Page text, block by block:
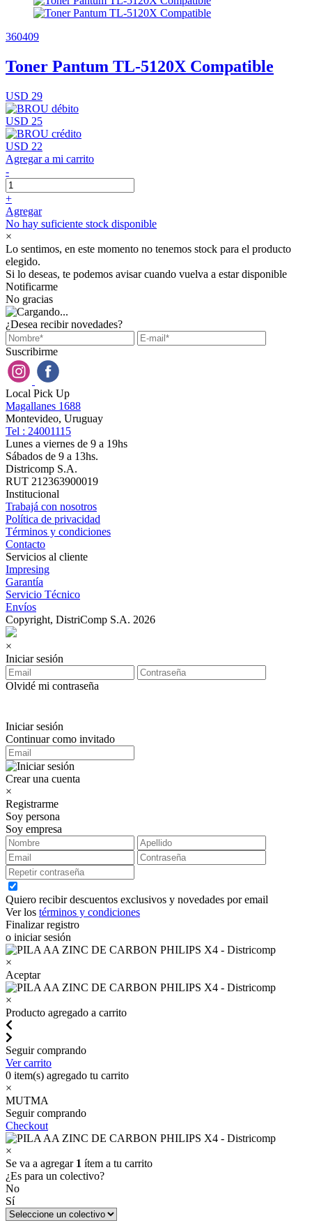
360409
Toner Pantum TL-5120X Compatible
USD 29
USD 25
USD 22
Agregar a mi carrito
-
+
Agregar
No hay suficiente stock disponible
×
Lo sentimos, en este momento no tenemos stock para el producto
elegido.
Si lo deseas, te podemos avisar cuando vuelva a estar disponible
Notificarme
No gracias
¿Desea recibir novedades?
Suscribirme
Local Pick Up
Magallanes 1688
Montevideo, Uruguay
Tel : 24001115
Lunes a viernes de 9 a 19hs
Sábados de 9 a 13hs.
Districomp S.A.
RUT 212363900019
Institucional
Trabajá con nosotros
Política de privacidad
Términos y condiciones
Contacto
Servicios al cliente
Impresing
Garantía
Servicio Técnico
Envíos
Copyright, DistriComp S.A. 2026
×
Iniciar sesión
Olvidé mi contraseña
Iniciar sesión
Continuar como invitado
Crear una cuenta
×
Registrarme
Soy persona
Soy empresa
Quiero recibir descuentos exclusivos y novedades por email
Ver los términos y condiciones
Finalizar registro
o iniciar sesión
×
Aceptar
×
Producto agregado a carrito
Seguir comprando
Ver carrito
0 item(s) agregado tu carrito
×
MUTMA
Seguir comprando
Checkout
×
Se va a agregar 1 ítem a tu carrito
¿Es para un colectivo?
No
Sí